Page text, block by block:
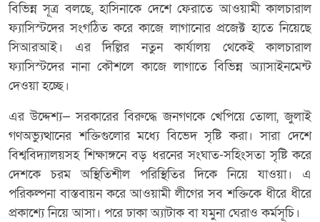
বিভিন্ন সূত্র বলছে, হাসিনাকে দেশে ফেরাতে আওয়ামী কালচারাল
ফ্যাসিস্টদের সংগঠিত করে কাজে লাগানোর প্রজেক্ট হাতে নিয়েছে
সিআরআই। এর দিল্লির নতুন কার্যালয় থেকেই কালচারাল
ফ্যাসিস্টদের নানা কৌশলে কাজে লাগাতে বিভিন্ন অ্যাসাইনমেন্ট
দেওয়া হচ্ছে।
এর উদ্দেশ্য— সরকারের বিরুদ্ধে জনগণকে খেপিয়ে তোলা, জুলাই
গণঅভ্যুত্থানের শক্তিগুলোর মধ্যে বিভেদ সৃষ্টি করা। সারা দেশে
বিশ্ববিদ্যালয়সহ শিক্ষাঙ্গনে বড় ধরনের সংঘাত-সহিংসতা সৃষ্টি করে
দেশকে চরম অস্থিতিশীল পরিস্থিতির দিকে নিয়ে যাওয়া। এ
পরিকল্পনা বাস্তবায়ন করে আওয়ামী লীগের সব শক্তিকে ধীরে ধীরে
প্রকাশ্যে নিয়ে আসা। পরে ঢাকা অ্যাটাক বা যমুনা ঘেরাও কর্মসূচি।